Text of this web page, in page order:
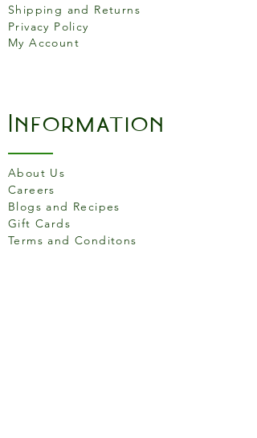
Shipping and Returns
Privacy Policy
My Account
Information
About Us
Careers
Blogs and Recipes
Gift Cards
Terms and Conditons